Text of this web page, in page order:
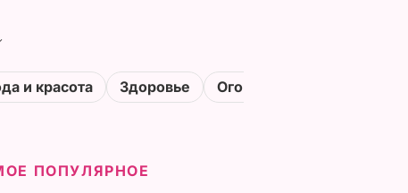
и красота Здоровье Огороды
ПОПУЛЯРНОЕ